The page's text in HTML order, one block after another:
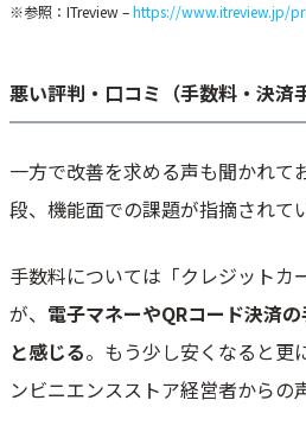
※参照：ITreview –https://www.itreview.jp/
悪い評判・口コミ（手数料・決済
一方で改善を求める声も聞かれて
段、機能面での課題が指摘されて
手数料については「クレジットカ
が、 電子マネーやQRコード決済
と感じる。もう少し安くなると更
ンビニエンスストア経営者からの